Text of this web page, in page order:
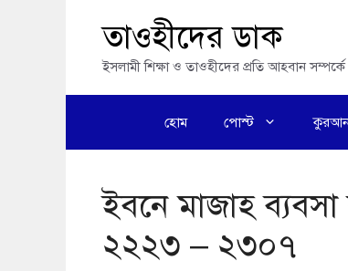
তাওহীদের ডাক
ইসলামী শিক্ষা ও তাওহীদের প্রতি আহবান সম্পর্কে
হোম পোস্ট
ইবনে মাজাহ
২২২৩ – ২৩০৭